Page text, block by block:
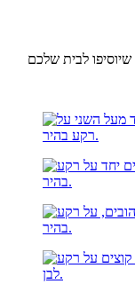
שיוסיפו לבית שלכם